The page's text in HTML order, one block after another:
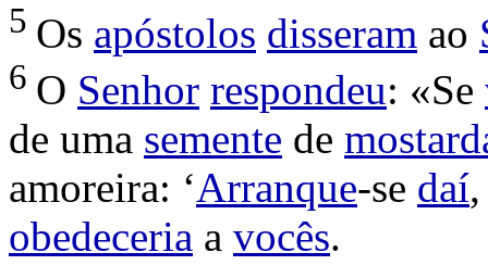
5 Os apóstolos disseram ao
6 O Senhor respondeu: «Se
de uma semente de
amoreira: ‘Arranque-se daí
obedeceria a vocês.